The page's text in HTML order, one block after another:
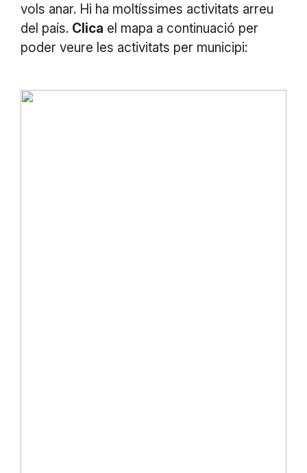
vols anar. Hi ha moltíssimes activitats arreu
del país. Clica el mapa a continuació per
poder veure les activitats per municipi: